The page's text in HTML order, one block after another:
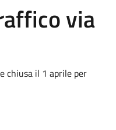
via
chiusa il 1 aprile per